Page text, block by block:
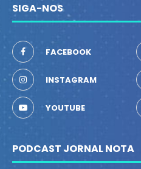
SIGA-NOS
FACEBOOK
INSTAGRAM
YOUTUBE
PODCAST JORNAL NOTA